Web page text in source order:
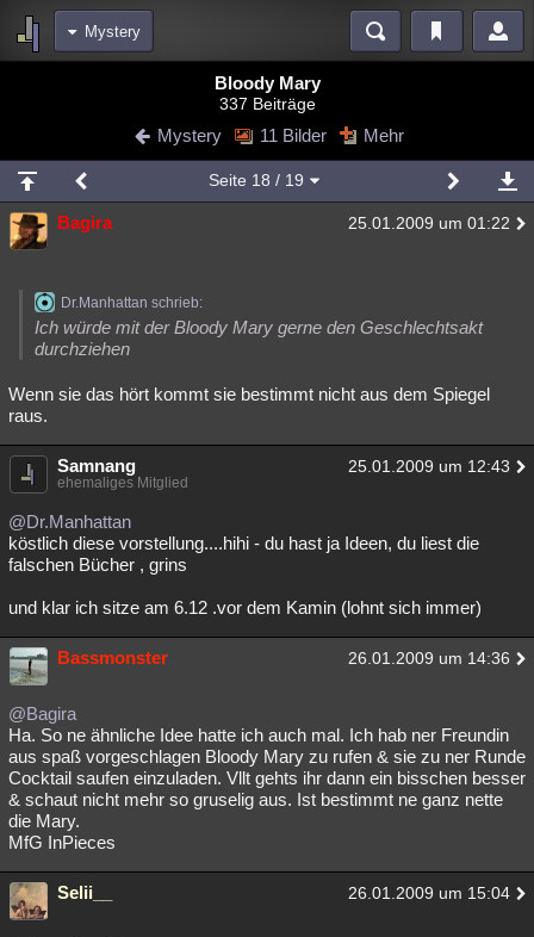
Mystery
Blogs Videos
Chat Wiki Neuigkeiten
meine Rubriken
Menschen Mystery Kriminalfälle
Natur Umfragen Unterhaltung
weitere Rubriken
Philosophie Träume Orte Esoterik Literatur
Astronomie Helpdesk Gruppen Gaming Filme
Musik Clash Verbesserungen
Übersichten
Besucht Teilgenommen
Lesenswert Schlüsselwörter
Bloody Mary
337 Beiträge
Mystery 11 Bilder Mehr
Seite 18 / 19
Bagira 25.01.2009 um 01:22
Dr.Manhattan schrieb:
Ich würde mit der Bloody Mary gerne den Geschlechtsakt
durchziehen
Wenn sie das hört kommt sie bestimmt nicht aus dem Spiegel
raus.
Samnang 25.01.2009 um 12:43
ehemaliges Mitglied
@Dr.Manhattan
köstlich diese vorstellung....hihi - du hast ja Ideen, du liest die
falschen Bücher , grins
und klar ich sitze am 6.12 .vor dem Kamin (lohnt sich immer)
Bassmonster 26.01.2009 um 14:36
@Bagira
Ha. So ne ähnliche Idee hatte ich auch mal. Ich hab ner Freundin
aus spaß vorgeschlagen Bloody Mary zu rufen & sie zu ner Runde
Cocktail saufen einzuladen. Vllt gehts ihr dann ein bisschen besser
& schaut nicht mehr so gruselig aus. Ist bestimmt ne ganz nette
die Mary.
MfG InPieces
Selii__ 26.01.2009 um 15:04